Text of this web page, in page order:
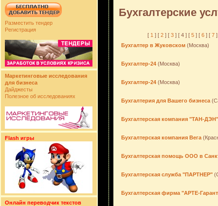
Разместить тендер
Регистрация
Маркетинговые исследования
для бизнеса
Дайджесты
Полезное об исследованиях
Flash игры
Онлайн переводчик текстов
Бухгалтерские
[ 1 ] [ 2 ] [ 3 ] [ 4 ] [ 5 ] [ 6 ] [ 7
Бухгалтер в Жуковском (Москва)
Бухгалтер-24 (Москва)
Бухгалтер-24 (Москва)
Бухгалтерия для Вашего бизнеса
Бухгалтерская компания "ТАН-ДЭН"
Бухгалтерская компания Вега
Бухгалтерская помощь ООО в
Бухгалтерская служба "ПАРТНЕР"
Бухгалтерская фирма "АРТЕ-